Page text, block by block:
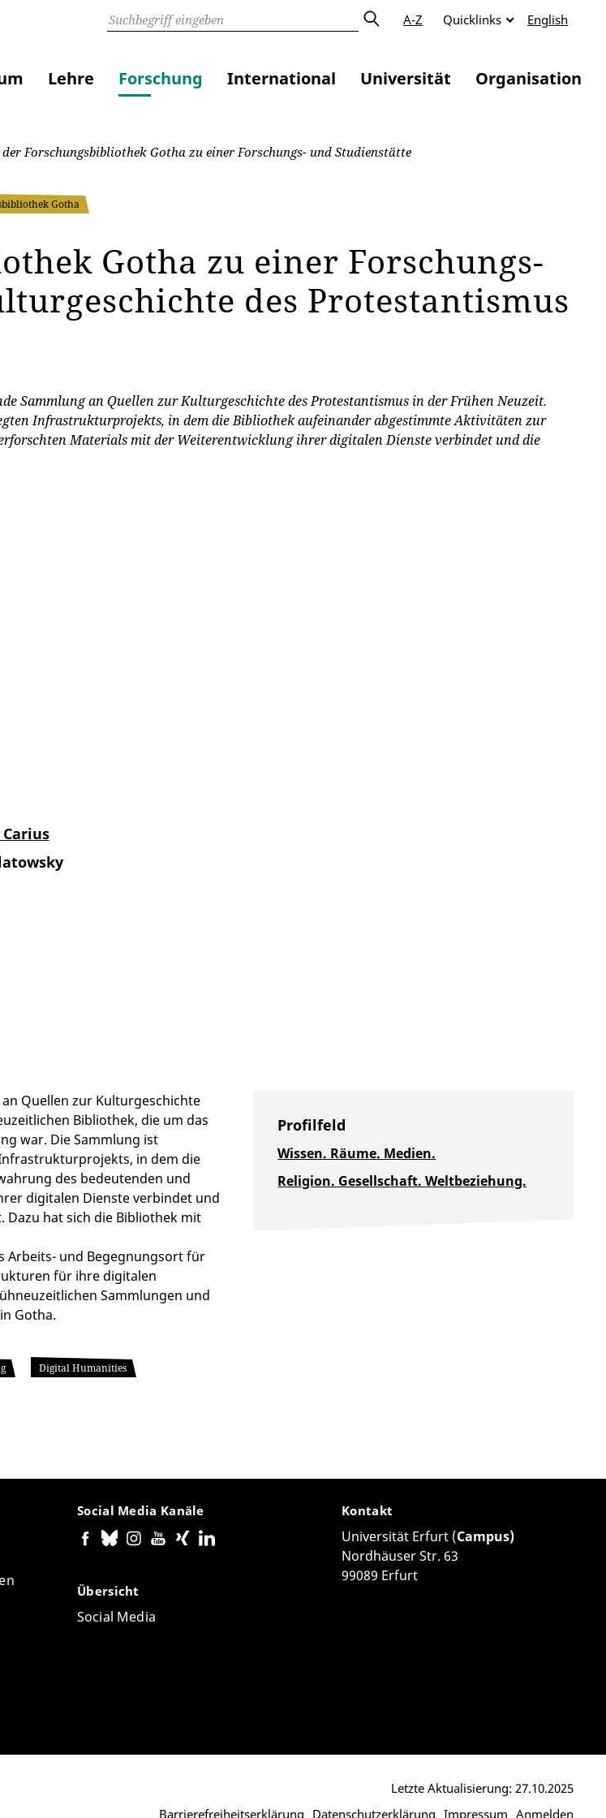
A-Z Quicklinks English
Lehre Forschung International Universität Organisation
Forschungsbibliothek Gotha zu einer Forschungs- und Studienstätte
Gotha
Gotha zu einer Forschungs-
des Protestantismus
Sammlung an Quellen zur Kulturgeschichte des Protestantismus in der Frühen Neuzeit.
Infrastrukturprojekts, in dem die Bibliothek aufeinander abgestimmte Aktivitäten zur
Materials mit der Weiterentwicklung ihrer digitalen Dienste verbindet und die
Quellen zur Kulturgeschichte
Bibliothek, die um das
war. Die Sammlung ist
in dem die
des bedeutenden und
digitalen Dienste verbindet und
hat sich die Bibliothek mit
Arbeits- und Begegnungsort für
für ihre digitalen
Sammlungen und
Gotha.
Digital Humanities
Profilfeld
Wissen. Räume. Medien.
Religion. Gesellschaft. Weltbeziehung.
Social Media Kanäle
Übersicht
Social Media
Kontakt
Universität Erfurt (Campus)
Nordhäuser Str. 63
99089 Erfurt
Barrierefreiheitserklärung Datenschutzerklärung Impressum Anmelden
Letzte Aktualisierung: 27.10.2025